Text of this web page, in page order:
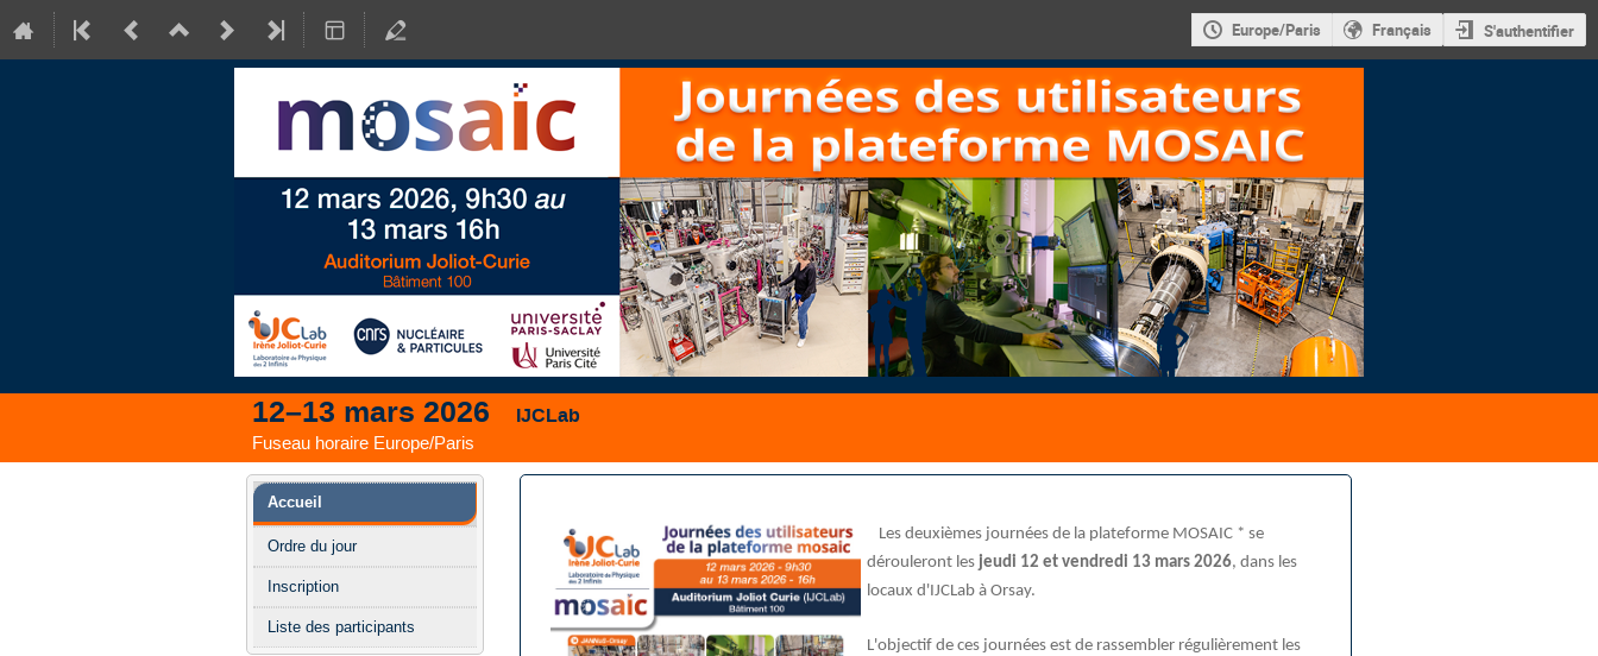
Europe/Paris Français S'authentifier
12–13 mars 2026 IJCLab
Fuseau horaire Europe/Paris
Menu
de
l'événement
Accueil
Ordre du jour
Inscription
Liste des participants
Les deuxièmes journées de la plateforme MOSAIC * se
dérouleront les jeudi 12 et vendredi 13 mars 2026, dans les
locaux d'IJCLab à Orsay.
L'objectif de ces journées est de rassembler régulièrement les